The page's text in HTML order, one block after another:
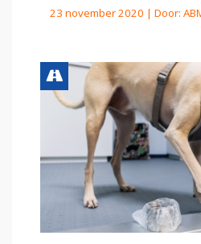
23 november 2020 | Door: